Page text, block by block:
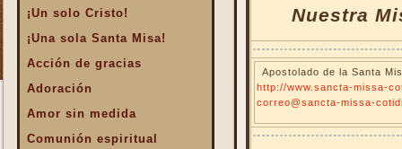
¡Un solo Cristo!
¡Una sola Santa Misa!
Acción de gracias
Adoración
Amor sin medida
Comunión espiritual
Nuestra
Apostolado de la Santa
http://www.sancta-missa-
correo@sancta-missa-